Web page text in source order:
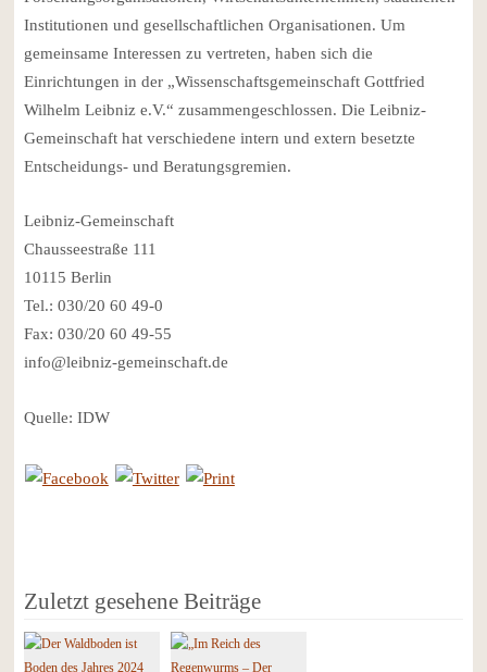
Institutionen und gesellschaftlichen Organisationen. Um
gemeinsame Interessen zu vertreten, haben sich die
Einrichtungen in der „Wissenschaftsgemeinschaft Gottfried
Wilhelm Leibniz e.V.“ zusammengeschlossen. Die Leibniz-
Gemeinschaft hat verschiedene intern und extern besetzte
Entscheidungs- und Beratungsgremien.
Leibniz-Gemeinschaft
Chausseestraße 111
10115 Berlin
Tel.: 030/20 60 49-0
Fax: 030/20 60 49-55
info@leibniz-gemeinschaft.de
Quelle: IDW
Zuletzt gesehene Beiträge